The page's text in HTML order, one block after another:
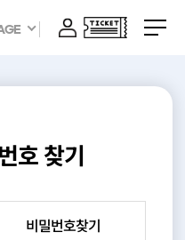
호 찾기
비밀번호찾기